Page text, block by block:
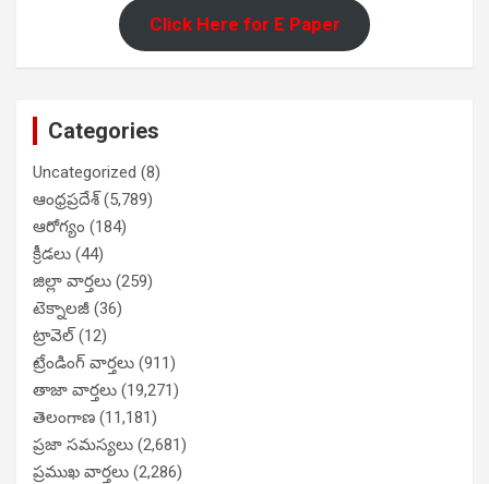
Click Here for E Paper
Categories
Uncategorized (8)
ఆంధ్రప్రదేశ్(5,789)
ఆరోగ్యం (184)
క్రీడలు (44)
జిల్లా వార్తలు (259)
టెక్నాలజీ (36)
ట్రావెల్(12)
ట్రేండింగ్ వార్తలు (911)
తాజా వార్తలు (19,271)
తెలంగాణ (11,181)
ప్రజా సమస్యలు (2,681)
ప్రముఖ వార్తలు (2,286)